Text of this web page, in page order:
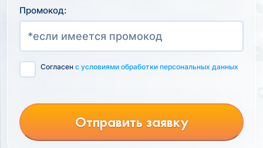
Промокод:
Согласен с условиями обработки персональных данных
Отправить заявку